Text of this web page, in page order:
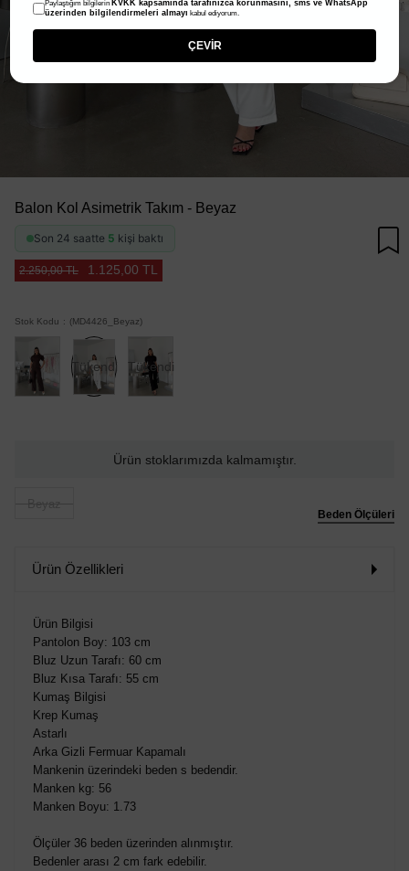
Balon Kol Asimetrik Takım - Beyaz
Son 24 saatte 5 kişi baktı
2.250,00 TL 1.125,00 TL
Stok Kodu (MD4426_Beyaz)
Tükendi Tükendi
Ürün stoklarımızda kalmamıştır.
Beden Ölçüleri
Ürün Özellikleri
Ürün Bilgisi
Pantolon Boy: 103 cm
Bluz Uzun Tarafı: 60 cm
Bluz Kısa Tarafı: 55 cm
Kumaş Bilgisi
Krep Kumaş
Astarlı
Arka Gizli Fermuar Kapamalı
Mankenin üzerindeki beden s bedendir.
Manken kg: 56
Manken Boyu: 1.73
Ölçüler 36 beden üzerinden alınmıştır.
Bedenler arası 2 cm fark edebilir.
Paylaştığım bilgilerin KVKK kapsamında tarafınızca korunmasını, sms ve WhatsApp
üzerinden bilgilendirmeleri almayı kabul ediyorum.
ÇEVİR